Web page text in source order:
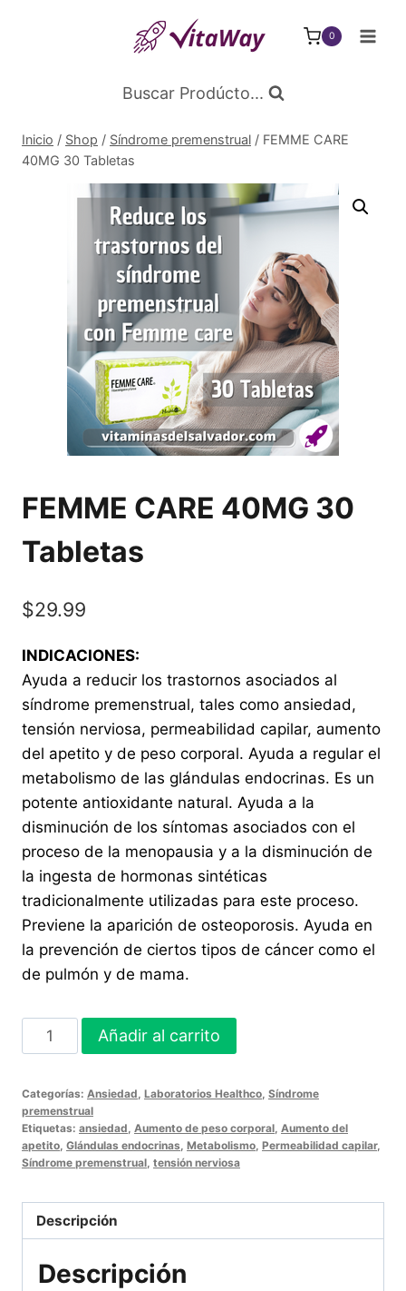
0
Buscar Prodúcto...
Inicio / Shop / Síndrome premenstrual / FEMME CARE
40MG 30 Tabletas
FEMME CARE 40MG 30
Tabletas
$29.99
INDICACIONES:
Ayuda a reducir los trastornos asociados al
síndrome premenstrual, tales como ansiedad,
tensión nerviosa, permeabilidad capilar, aumento
del apetito y de peso corporal. Ayuda a regular el
metabolismo de las glándulas endocrinas. Es un
potente antioxidante natural. Ayuda a la
disminución de los síntomas asociados con el
proceso de la menopausia y a la disminución de
la ingesta de hormonas sintéticas
tradicionalmente utilizadas para este proceso.
Previene la aparición de osteoporosis. Ayuda en
la prevención de ciertos tipos de cáncer como el
de pulmón y de mama.
FEMME
CARE
30
Tabletas
cantidad
Añadir al carrito
Categorías: Ansiedad Laboratorios Healthco Síndrome
premenstrual
Etiquetas: ansiedad Aumento de peso corporal Aumento del
apetito Glándulas endocrinas Metabolismo Permeabilidad capilar,
Síndrome premenstrual tensión nerviosa
Descripción
Descripción